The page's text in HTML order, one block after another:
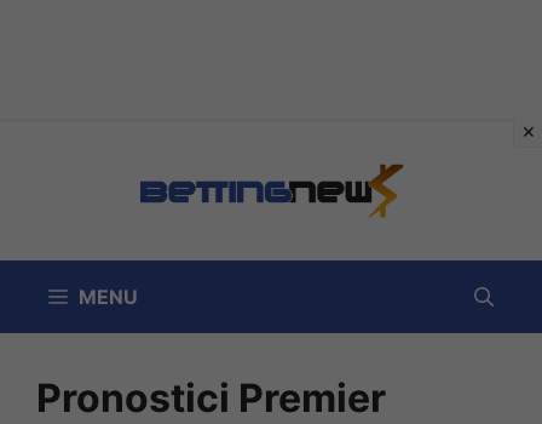
MENU
Pronostici Premier